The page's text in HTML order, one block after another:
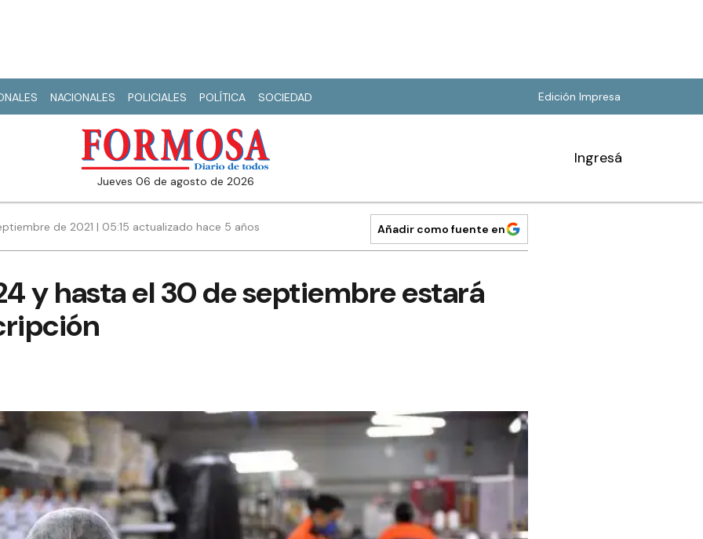
NACIONALES POLICIALES POLÍTICA SOCIEDAD Edición Impresa
jueves 06 de agosto de 2026
Ingresá
de 2021 | 05:15 actualizado hace 5 años Añadir como fuente en
y hasta el 30 de septiembre estará